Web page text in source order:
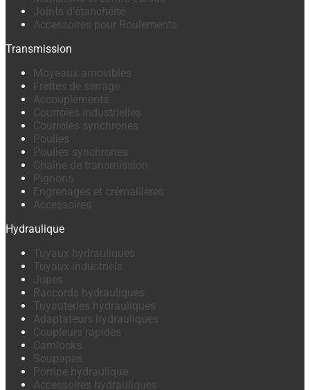
Joints d’étanchéité
Accessoires pour Roulements
Transmission
Moyeaux amovibles
Frettes de serrage
Accouplements
Courroies industrielles
Courroies synchrones
Poulies
Poulies synchrones
Chaîne de transmission
Pignons
Engrenages et crémaillères
Accessoires
Hydraulique
Tuyaux hydrauliques
Tuyaux industriels
Jupes
Raccords hydrauliques
Tuyauteries hydrauliques
Adaptateurs hydrauliques
Coupleurs rapides
Camlocks
Soupapes
Pompe hydraulique
Accessoires hydrauliques